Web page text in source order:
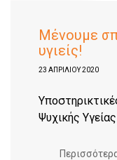
Μένουμε
υγιείς!
23 ΑΠΡΙΛΊΟΥ 2020
Ψυχικής